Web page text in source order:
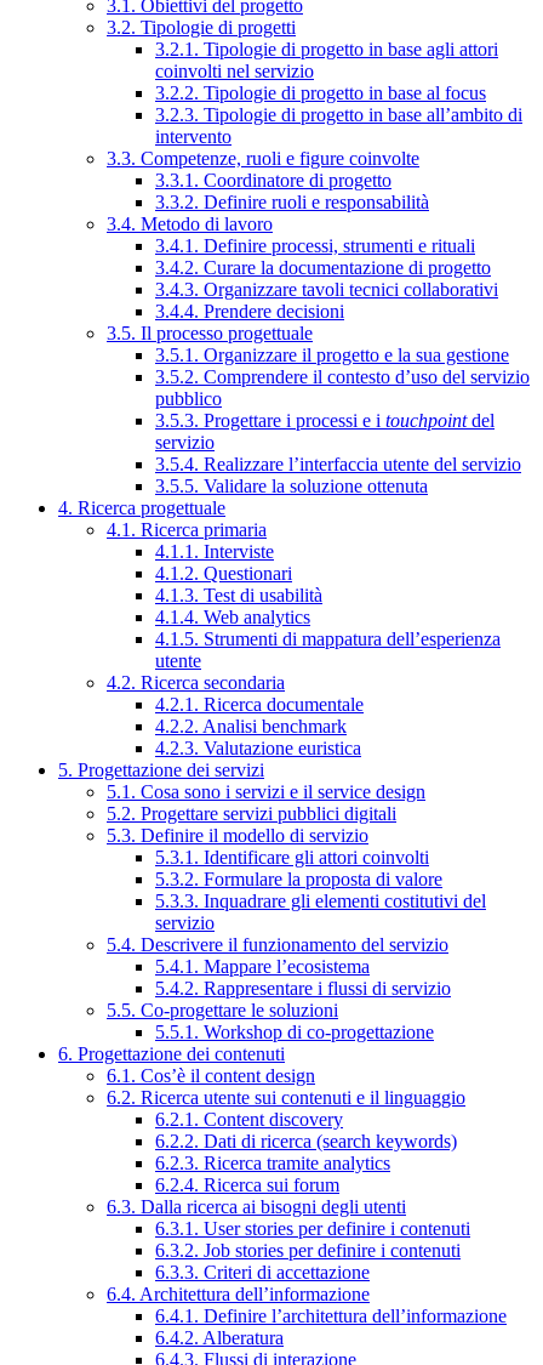
3.1. Obiettivi del progetto
3.2. Tipologie di progetti
3.2.1. Tipologie di progetto in base agli attori
coinvolti nel servizio
3.2.2. Tipologie di progetto in base al focus
3.2.3. Tipologie di progetto in base all’ambito di
intervento
3.3. Competenze, ruoli e figure coinvolte
3.3.1. Coordinatore di progetto
3.3.2. Definire ruoli e responsabilità
3.4. Metodo di lavoro
3.4.1. Definire processi, strumenti e rituali
3.4.2. Curare la documentazione di progetto
3.4.3. Organizzare tavoli tecnici collaborativi
3.4.4. Prendere decisioni
3.5. Il processo progettuale
3.5.1. Organizzare il progetto e la sua gestione
3.5.2. Comprendere il contesto d’uso del servizio
pubblico
3.5.3. Progettare i processi e i touchpointdel
servizio
3.5.4. Realizzare l’interfaccia utente del servizio
3.5.5. Validare la soluzione ottenuta
4. Ricerca progettuale
4.1. Ricerca primaria
4.1.1. Interviste
4.1.2. Questionari
4.1.3. Test di usabilità
4.1.4. Web analytics
4.1.5. Strumenti di mappatura dell’esperienza
utente
4.2. Ricerca secondaria
4.2.1. Ricerca documentale
4.2.2. Analisi benchmark
4.2.3. Valutazione euristica
5. Progettazione dei servizi
5.1. Cosa sono i servizi e il service design
5.2. Progettare servizi pubblici digitali
5.3. Definire il modello di servizio
5.3.1. Identificare gli attori coinvolti
5.3.2. Formulare la proposta di valore
5.3.3. Inquadrare gli elementi costitutivi del
servizio
5.4. Descrivere il funzionamento del servizio
5.4.1. Mappare l’ecosistema
5.4.2. Rappresentare i flussi di servizio
5.5. Co-progettare le soluzioni
5.5.1. Workshop di co-progettazione
6. Progettazione dei contenuti
6.1. Cos’è il content design
6.2. Ricerca utente sui contenuti e il linguaggio
6.2.1. Content discovery
6.2.2. Dati di ricerca (search keywords)
6.2.3. Ricerca tramite analytics
6.2.4. Ricerca sui forum
6.3. Dalla ricerca ai bisogni degli utenti
6.3.1. User stories per definire i contenuti
6.3.2. Job stories per definire i contenuti
6.3.3. Criteri di accettazione
6.4. Architettura dell’informazione
6.4.1. Definire l’architettura dell’informazione
6.4.2. Alberatura
6.4.3. Flussi di interazione